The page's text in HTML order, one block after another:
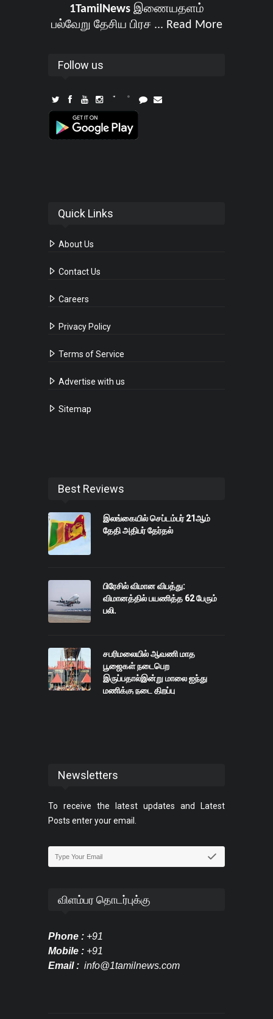
1TamilNewsஇணையதளம்
பல்வேறு தேசிய பிரச ... Read More
Follow us
Quick Links
About Us
Contact Us
Careers
Privacy Policy
Terms of Service
Advertise with us
Sitemap
Best Reviews
இலங்கையில் செப்டம்பர் 21ஆம்
தேதி அதிபர் தேர்தல்
பிரேசில் விமான விபத்து:
விமானத்தில் பயணித்த 62 பேரும்
பலி.
சபரிமலையில் ஆவணி மாத
பூஜைகள் நடைபெற
இருப்பதால்இன்று மாலை ஐந்து
மணிக்கு நடை திறப்பு
Newsletters
To receive the latest updates and Latest
Posts enter your email.
விளம்பர தொடர்புக்கு
Phone : +91
Mobile : +91
Email : info@1tamilnews.com